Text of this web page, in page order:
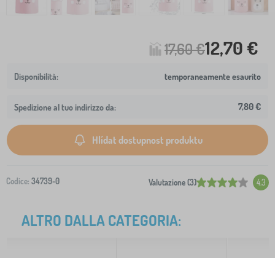
17,60 €12,70 €
temporaneamente esaurito
Spedizione al tuo indirizzo da: 7,80 €
Hlídat dostupnost produktu
Codice: 34739-0 Valutazione (3) 4.3
ALTRO DALLA CATEGORIA: